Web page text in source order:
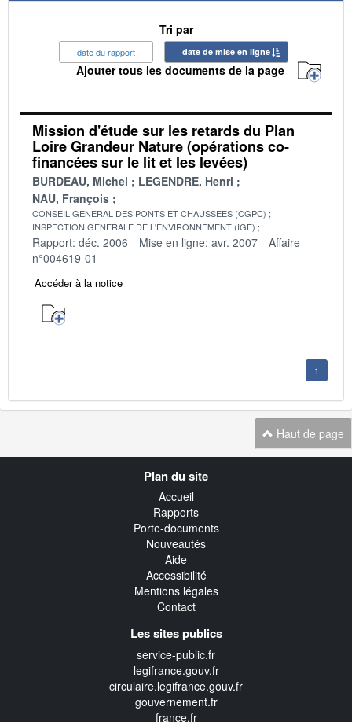
Tri par
date du rapport date de mise en ligne
Ajouter tous les documents de la page
Mission d'étude sur les retards du Plan
Loire Grandeur Nature (opérations co-
financées sur le lit et les levées)
BURDEAU, Michel
LEGENDRE, Henri
NAU, François
CONSEIL GENERAL DES PONTS ET CHAUSSEES (CGPC)
INSPECTION GENERALE DE L'ENVIRONNEMENT (IGE)
Rapport: déc. 2006 Mise en ligne: avr. 2007
Affaire
n°004619-01
Accéder à la notice
1
Haut de page
Plan du site
Accueil
Rapports
Porte-documents
Nouveautés
Aide
Accessibilité
Mentions légales
Contact
Les sites publics
service-public.fr
legifrance.gouv.fr
circulaire.legifrance.gouv.fr
gouvernement.fr
france.fr